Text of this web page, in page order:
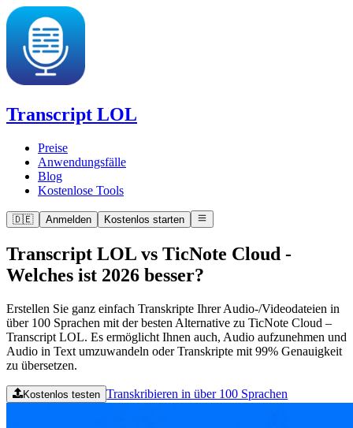
Transcript LOL
Preise
Anwendungsfälle
Blog
Kostenlose Tools
🇩🇪 Anmelden Kostenlos starten
Transcript LOL vs TicNote Cloud -
Welches ist 2026 besser?
Erstellen Sie ganz einfach Transkripte Ihrer Audio-/Videodateien in
über 100 Sprachen mit der besten Alternative zu TicNote Cloud –
Transcript LOL. Es ermöglicht Ihnen auch, Audio aufzunehmen und
Audio in Text umzuwandeln oder Transkripte mit 99% Genauigkeit
zu übersetzen.
Kostenlos testen Transkribieren in über 100 Sprachen